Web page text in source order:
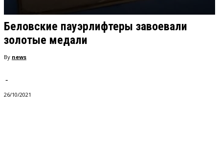
Беловские пауэрлифтеры завоевали
золотые медали
By news
-
26/10/2021